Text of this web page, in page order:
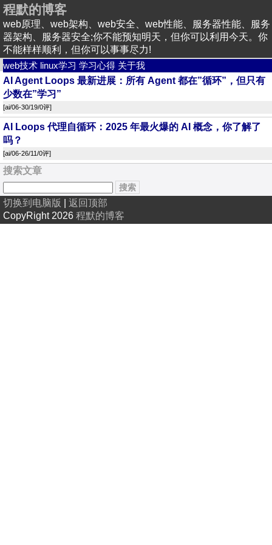
程默的博客
web原理、web架构、web安全、web性能、服务器性能、服务
器架构、服务器安全;你不能预知明天，但你可以利用今天。你
不能样样顺利，但你可以事事尽力!
web技术 linux学习 学习心得 关于我
AI Agent Loops 最新进展：所有 Agent 都在”循环”，但只有
少数在”学习”
[ai/06-30/19/0评]
AI Loops 代理自循环：2025 年最火爆的 AI 概念，你了解了
吗？
[ai/06-26/11/0评]
搜索文章
切换到电脑版
返回顶部
CopyRight 2026 程默的博客